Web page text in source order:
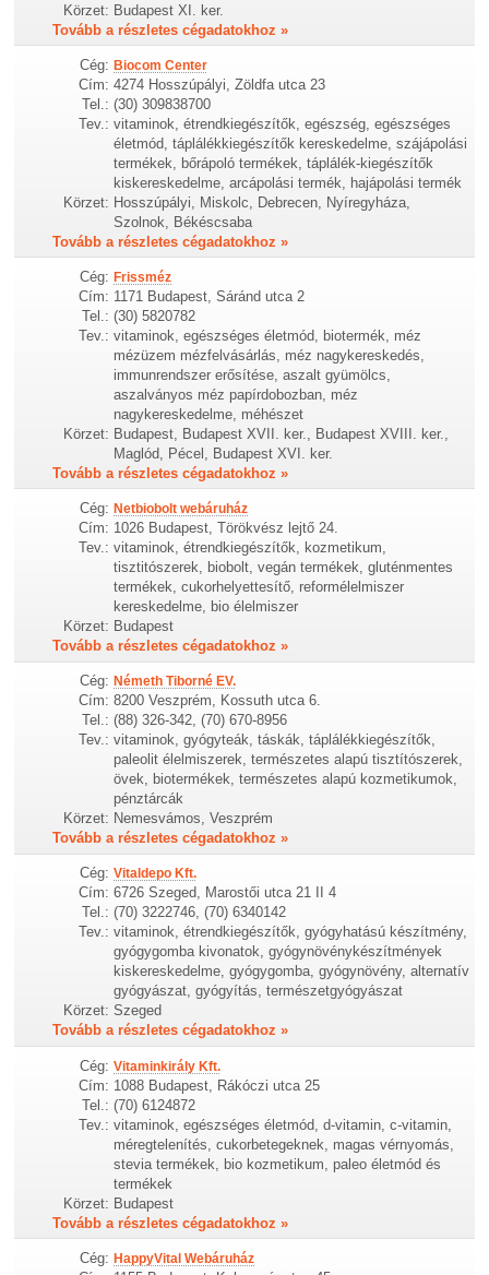
Körzet: Budapest XI. ker.
Tovább a részletes cégadatokhoz »
Cég: Biocom Center
Cím: 4274 Hosszúpályi, Zöldfa utca 23
Tel.: (30) 309838700
Tev.: vitaminok, étrendkiegészítők, egészség, egészséges
életmód, táplálékkiegészítők kereskedelme, szájápolási
termékek, bőrápoló termékek, táplálék-kiegészítők
kiskereskedelme, arcápolási termék, hajápolási termék
Körzet: Hosszúpályi, Miskolc, Debrecen, Nyíregyháza,
Szolnok, Békéscsaba
Tovább a részletes cégadatokhoz »
Cég: Frissméz
Cím: 1171 Budapest, Sáránd utca 2
Tel.: (30) 5820782
Tev.: vitaminok, egészséges életmód, biotermék, méz
mézüzem mézfelvásárlás, méz nagykereskedés,
immunrendszer erősítése, aszalt gyümölcs,
aszalványos méz papírdobozban, méz
nagykereskedelme, méhészet
Körzet: Budapest, Budapest XVII. ker., Budapest XVIII. ker.,
Maglód, Pécel, Budapest XVI. ker.
Tovább a részletes cégadatokhoz »
Cég: Netbiobolt webáruház
Cím: 1026 Budapest, Törökvész lejtő 24.
Tev.: vitaminok, étrendkiegészítők, kozmetikum,
tisztitószerek, biobolt, vegán termékek, gluténmentes
termékek, cukorhelyettesítő, reformélelmiszer
kereskedelme, bio élelmiszer
Körzet: Budapest
Tovább a részletes cégadatokhoz »
Cég: Németh Tiborné EV.
Cím: 8200 Veszprém, Kossuth utca 6.
Tel.: (88) 326-342, (70) 670-8956
Tev.: vitaminok, gyógyteák, táskák, táplálékkiegészítők,
paleolit élelmiszerek, természetes alapú tisztítószerek,
övek, biotermékek, természetes alapú kozmetikumok,
pénztárcák
Körzet: Nemesvámos, Veszprém
Tovább a részletes cégadatokhoz »
Cég: Vitaldepo Kft.
Cím: 6726 Szeged, Marostői utca 21 II 4
Tel.: (70) 3222746, (70) 6340142
Tev.: vitaminok, étrendkiegészítők, gyógyhatású készítmény,
gyógygomba kivonatok, gyógynövénykészítmények
kiskereskedelme, gyógygomba, gyógynövény, alternatív
gyógyászat, gyógyítás, természetgyógyászat
Körzet: Szeged
Tovább a részletes cégadatokhoz »
Cég: Vitaminkirály Kft.
Cím: 1088 Budapest, Rákóczi utca 25
Tel.: (70) 6124872
Tev.: vitaminok, egészséges életmód, d-vitamin, c-vitamin,
méregtelenítés, cukorbetegeknek, magas vérnyomás,
stevia termékek, bio kozmetikum, paleo életmód és
termékek
Körzet: Budapest
Tovább a részletes cégadatokhoz »
Cég: HappyVital Webáruház